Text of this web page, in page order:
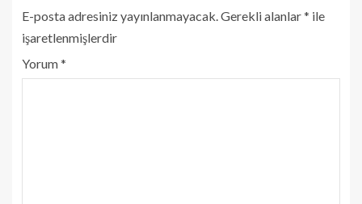
E-posta adresiniz yayınlanmayacak. Gerekli alanlar* ile
işaretlenmişlerdir
Yorum*